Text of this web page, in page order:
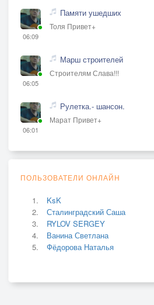
06:09
Памяти ушедших
Толя Привет+
06:05
Марш строителей
Строителям Слава!!!
06:01
Рулетка.- шансон.
Марат Привет+
ПОЛЬЗОВАТЕЛИ ОНЛАЙН
KsK
Сталинградский Саша
RYLOV SERGEY
Ванина Светлана
Фёдорова Наталья